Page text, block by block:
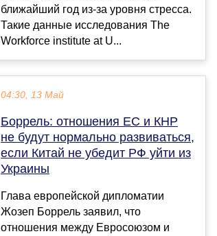
ближайший год из-за уровня стресса.
Такие данные исследования The
Workforce institute at U...
04:30, 13 Май
Боррель: отношения ЕС и КНР
не будут нормально развиваться,
если Китай не убедит РФ уйти из
Украины
Глава европейской дипломатии
Жозеп Боррель заявил, что
отношения между Евросоюзом и